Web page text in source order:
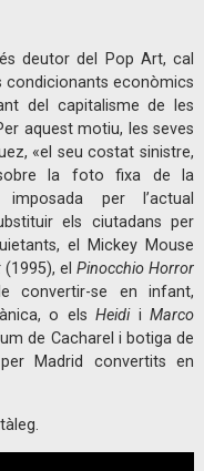
deutor del Pop Art, cal
condicionants econòmics
del capitalisme de les
aquest motiu, les seves
«el seu costat sinistre,
la foto fixa de la
per l’actual
els ciutadans per
el Mickey Mouse
(1995), el Pinocchio Horror
convertir-se en infant,
o els Heidi i Marco
de Cacharel i botiga de
Madrid convertits en